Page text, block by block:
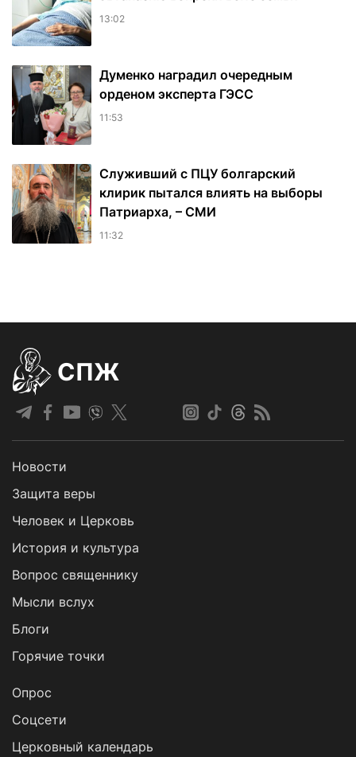
13:02
Думенко наградил очередным
орденом эксперта ГЭСС
11:53
Служивший с ПЦУ болгарский
клирик пытался влиять на выборы
Патриарха, – СМИ
11:32
СПЖ
Новости
Защита веры
Человек и Церковь
История и культура
Вопрос священнику
Мысли вслух
Блоги
Горячие точки
Опрос
Cоцсети
Церковный календарь